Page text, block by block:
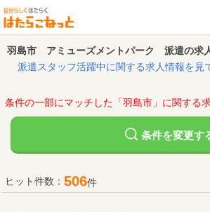
羽島市 アミューズメントパーク 派遣の求
派遣スタッフ活躍中に関する求人情報を見
条件の一部にマッチした「羽島市」に関する
条件を変更す
ヒット件数： 506件